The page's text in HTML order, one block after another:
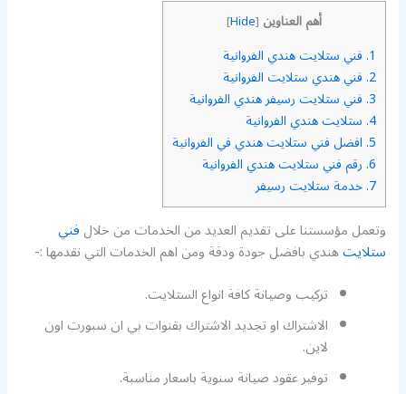
أهم العناوين [
Hide
]
1. فني ستلايت هندي الفروانية
2. فني هندي ستلايت الفروانية
3. فني ستلايت رسيفر هندي الفروانية
4. ستلايت هندي الفروانية
5. افضل فني ستلايت هندي في الفروانية
6. رقم فني ستلايت هندي الفروانية
7. خدمة ستلايت رسيفر
وتعمل مؤسستنا على تقديم العديد من الخدمات من خلالفني
ستلايتهندي بافضل جودة ودقة ومن اهم الخدمات التي نقدمها :-
تركيب وصيانة كافة انواع الستلايت.
الاشتراك او تجديد الاشتراك بقنوات بي ان سبورت اون
لاين.
توفير عقود صيانة سنوية باسعار مناسبة.